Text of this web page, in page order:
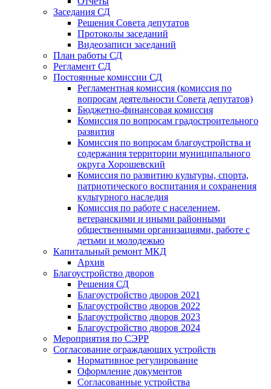
Заседания СД
Решения Совета депутатов
Протоколы заседаний
Видеозаписи заседаний
План работы СД
Регламент СД
Постоянные комиссии СД
Регламентная комиссия (комиссия по
вопросам деятельности Совета депутатов)
Бюджетно-финансовая комиссия
Комиссия по вопросам градостроительного
развития
Комиссия по вопросам благоустройства и
содержания территории муниципального
округа Хорошевский
Комиссия по развитию культуры, спорта,
патриотического воспитания и сохранения
культурного наследия
Комиссия по работе с населением,
ветеранскими и иными районными
общественными организациями, работе с
детьми и молодежью
Капитальный ремонт МКД
Архив
Благоустройство дворов
Решения СД
Благоустройство дворов 2021
Благоустройство дворов 2022
Благоустройство дворов 2023
Благоустройство дворов 2024
Мероприятия по СЭРР
Согласование ограждающих устройств
Нормативное регулирование
Оформление документов
Согласованные устройства